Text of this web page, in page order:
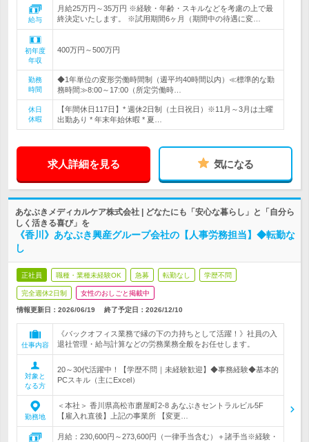
給与
月給25万円～35万円 ※経験・年齢・スキルなどを考慮の上で最
終決定いたします。 ※試用期間6ヶ月（期間中の待遇に変…
初年度
年収
400万円～500万円
勤務
時間
◆1年単位の変形労働時間制（週平均40時間以内）≪標準的な勤
務時間≫8:00～17:00（所定労働時…
休日
休暇
【年間休日117日】* 週休2日制（土日祝日）※11月～3月は土曜
出勤あり * 年末年始休暇 * 夏…
求人詳細を見る 気になる
あなぶきメディカルケア株式会社 | どなたにも「安心な暮らし」と「自分ら
しく活きる喜び」を
《香川》あなぶき興産グループ会社の【人事労務担当】◆転勤な
し
正社員 職種・業種未経験OK 急募 転勤なし 学歴不問
完全週休2日制 女性のおしごと掲載中
情報更新日：2026/06/19 終了予定日： 2026/12/10
仕事内容
《バックオフィス業務で縁の下の力持ちとして活躍！》社員の入
退社管理・給与計算などの労務業務全般をお任せします。
対象と
なる方
20～30代活躍中！【学歴不問｜未経験歓迎】◆事務経験◆基本的
PCスキル（主にExcel）
勤務地
＜本社＞ 香川県高松市磨屋町2-8 あなぶきセントラルビル5F
【雇入れ直後】上記の事業所 【変更…
月給：230,600円～273,600円（一律手当含む）＋諸手当※経験・